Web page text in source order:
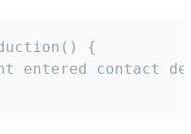
{
entered contact